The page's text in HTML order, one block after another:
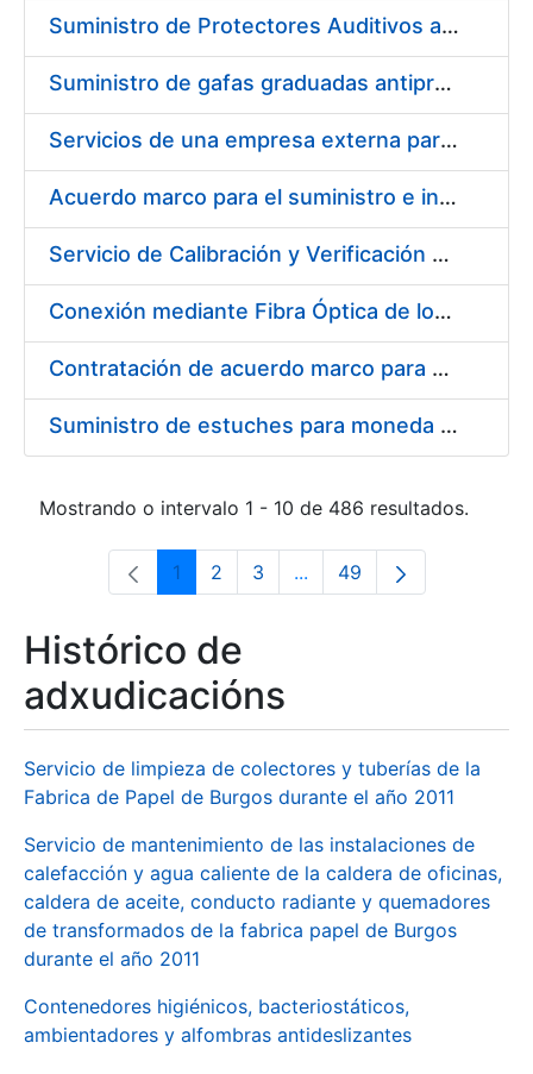
Suministro de Protectores Auditivos a medida para las personas trabajadoras de los Centros de Trabajo de Madrid y Burgos
Suministro de gafas graduadas antiproyecciones para los trabajadores de la FNMT-RCM en los centros de trabajo de Madrid y Burgos
Servicios de una empresa externa para el asesoramiento y resolución de los recursos de alzada que se presentan relacionados con procesos de selección para la FNMT-RCM
Acuerdo marco para el suministro e instalación de persianas, estores y otros complementos
Servicio de Calibración y Verificación Externa de los Equipos de Medición del Servicio de Prevención de la FNMT-RCM
Conexión mediante Fibra Óptica de los Centros de Proceso de Datos (CPDs) de las sedes de la FNMT-RCM de Burgos y Madrid
Contratación de acuerdo marco para el Suministro de Material de Electricidad para la Fábrica Nacional de Moneda y Timbre-Real Casa de la Moneda en su centro de trabajo de Burgos
Suministro de estuches para moneda de 30 €
Mostrando o intervalo 1 - 10 de 486 resultados.
Páxina
1 Páxina
2 Páxina
3 ...Páxinas intermedias Use
Páxina
49
Histórico de
adxudicacións
Servicio de limpieza de colectores y tuberías de la
Fabrica de Papel de Burgos durante el año 2011
Servicio de mantenimiento de las instalaciones de
calefacción y agua caliente de la caldera de oficinas,
caldera de aceite, conducto radiante y quemadores
de transformados de la fabrica papel de Burgos
durante el año 2011
Contenedores higiénicos, bacteriostáticos,
ambientadores y alfombras antideslizantes